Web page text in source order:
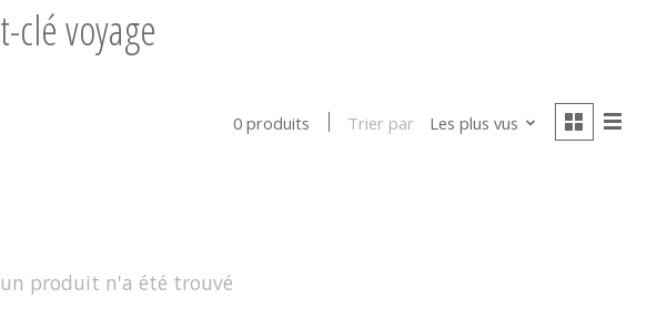
clé voyage
0 produits Trier par Les plus vus
produit n'a été trouvé